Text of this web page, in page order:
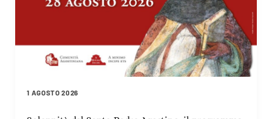
1 AGOSTO 2026